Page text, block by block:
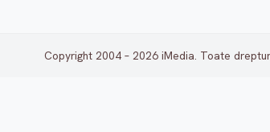
Copyright 2004 – 2026 iMedia. Toate